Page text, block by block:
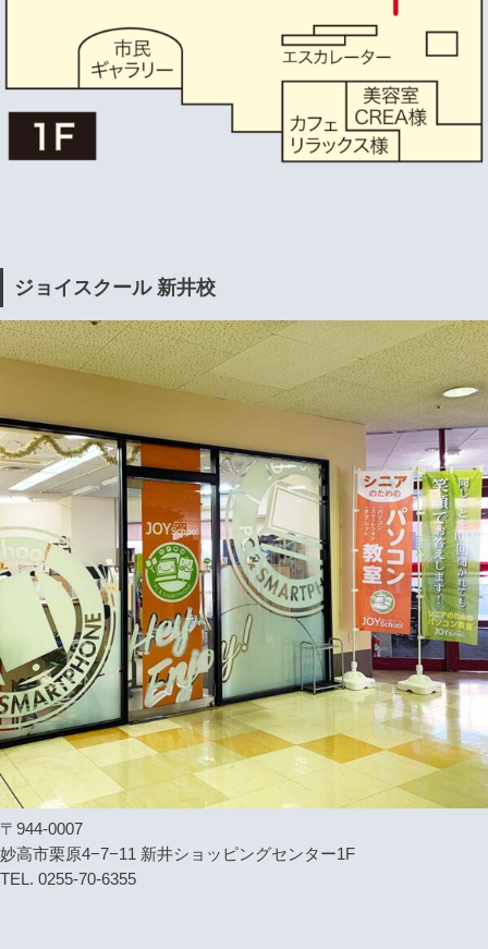
ジョイスクール 新井校
〒944-0007
妙高市栗原4−7−11 新井ショッピングセンター1F
TEL. 0255-70-6355